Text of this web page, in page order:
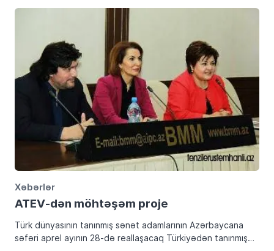
Xəbərlər
ATEV-dən möhtəşəm proje
Türk dünyasının tanınmış sənət adamlarının Azərbaycana
səfəri aprel ayının 28-də reallaşacaq Türkiyədən tanınmış